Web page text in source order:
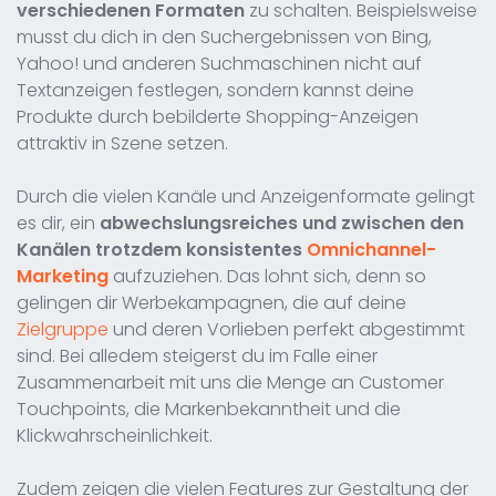
verschiedenen Formaten zu schalten. Beispielsweise
musst du dich in den Suchergebnissen von Bing,
Yahoo! und anderen Suchmaschinen nicht auf
Textanzeigen festlegen, sondern kannst deine
Produkte durch bebilderte Shopping-Anzeigen
attraktiv in Szene setzen.
Durch die vielen Kanäle und Anzeigenformate gelingt
es dir, ein abwechslungsreiches und zwischen den
Kanälen trotzdem konsistentes Omnichannel-
Marketing aufzuziehen. Das lohnt sich, denn so
gelingen dir Werbekampagnen, die auf deine
Zielgruppe und deren Vorlieben perfekt abgestimmt
sind. Bei alledem steigerst du im Falle einer
Zusammenarbeit mit uns die Menge an Customer
Touchpoints, die Markenbekanntheit und die
Klickwahrscheinlichkeit.
Zudem zeigen die vielen Features zur Gestaltung der